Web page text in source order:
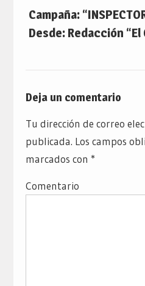
Campaña:
Desde: Redacción
Deja un comentario
Tu dirección de correo
publicada. Los campos
marcados con *
Comentario